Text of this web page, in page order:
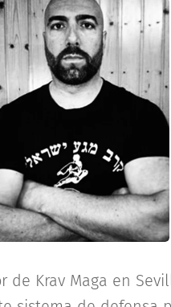
Krav Maga en